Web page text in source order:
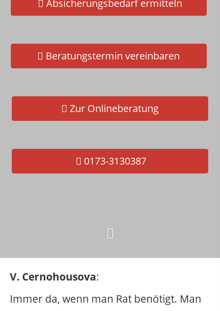
Absicherungsbedarf ermitteln
Beratungstermin vereinbaren
Zur Onlineberatung
0173-3130387
Schnelltest - Jetzt gleich selbst
V. Cernohousova:
Immer da, wenn man Rat benötigt. Man